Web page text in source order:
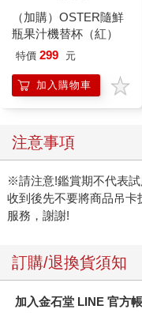
（加購）OSTER隨鮮
瓶果汁機替杯（紅）
特價 299 元
加入購物車
注意事項
※請注意!鑑賞期不代表
收到後先不要將商品吊
服務，謝謝!
訂購/退換貨須知
加入金石堂 LINE 官方